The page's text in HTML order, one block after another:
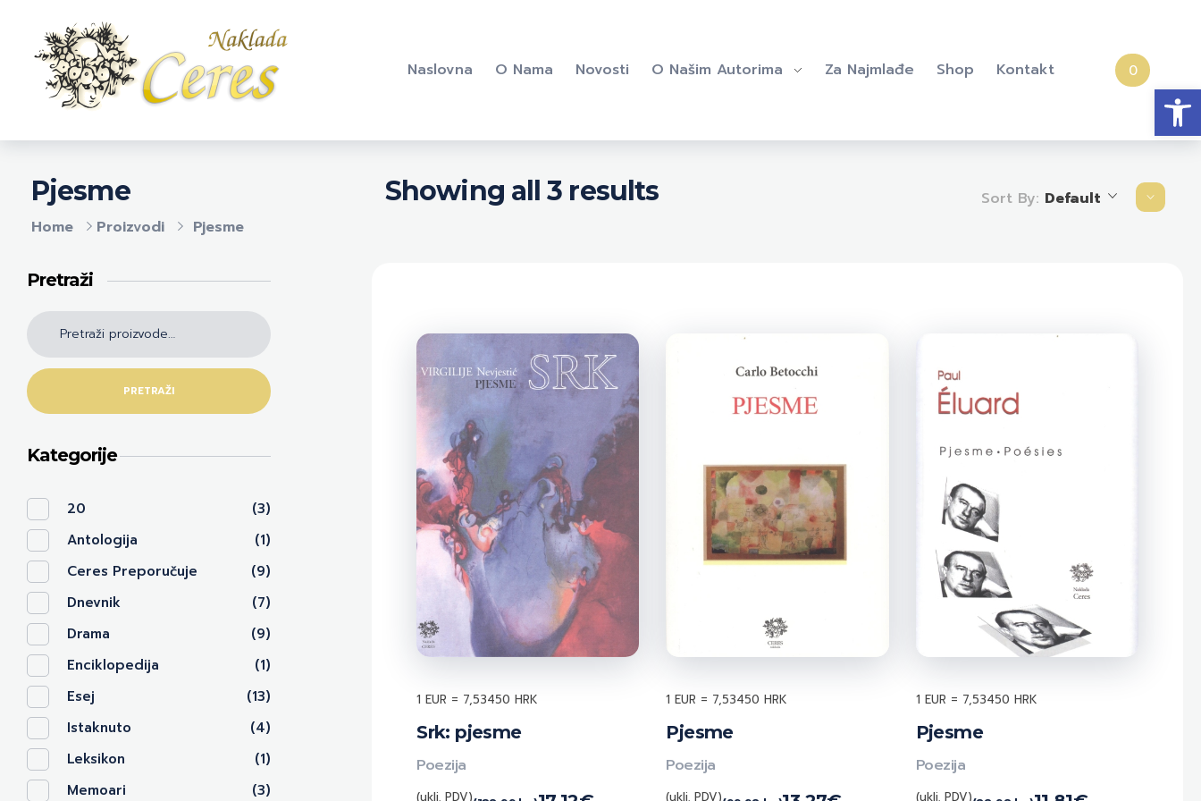
Naslovna O Nama Novosti O Našim Autorima Za Najmlađe Shop Kontakt 0
Home Proizvodi Pjesme
Pjesme Showing all 3 results Sort By: Default
Srk: pjesme
(uklj. PDV)
Poezija
1 EUR = 7,53450 HRK
Pjesme
(uklj. PDV)
Poezija
1 EUR = 7,53450 HRK
Pjesme
(uklj. PDV)
Poezija
1 EUR = 7,53450 HRK
Pretraži
PRETRAŽI
Kategorije
20
(3)
Antologija
(1)
Ceres Preporučuje
(9)
Dnevnik
(7)
Drama
(9)
Enciklopedija
(1)
Esej
(13)
Istaknuto
(4)
Leksikon
(1)
Memoari
(3)